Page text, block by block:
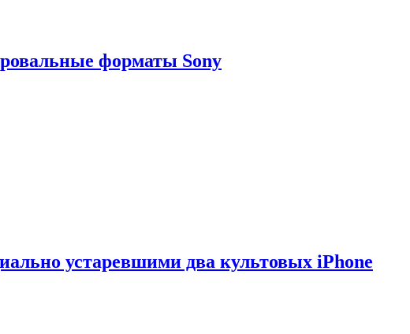
форматы Sony
устаревшими два культовых iPhone